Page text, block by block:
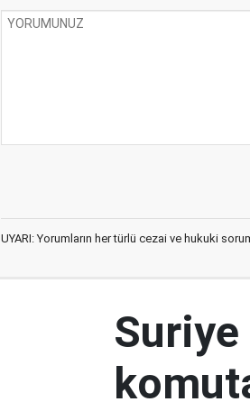
UYARI: Yorumların her türlü cezai ve hukuki